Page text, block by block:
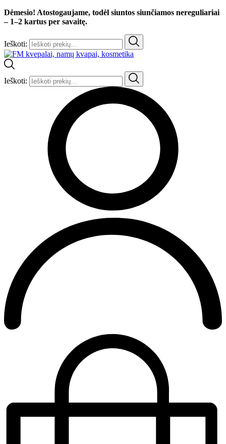
Dėmesio! Atostogaujame, todėl siuntos siunčiamos nereguliariai
– 1–2 kartus per savaitę.
Ieškoti:
Ieškoti: